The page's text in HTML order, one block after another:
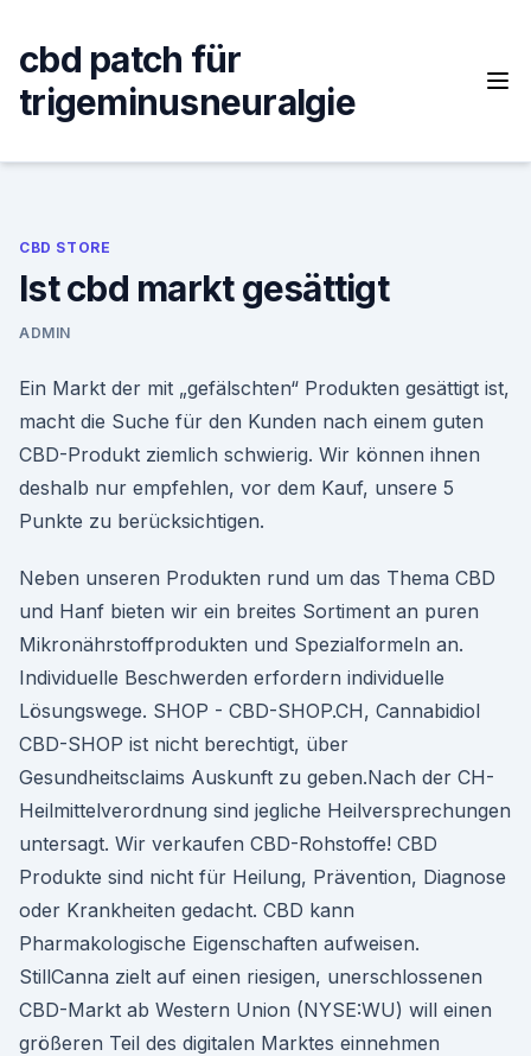
content
cbd patch für
trigeminusneuralgie
CBD STORE
Ist cbd markt gesättigt
ADMIN
Ein Markt der mit „gefälschten“ Produkten gesättigt ist,
macht die Suche für den Kunden nach einem guten
CBD-Produkt ziemlich schwierig. Wir können ihnen
deshalb nur empfehlen, vor dem Kauf, unsere 5
Punkte zu berücksichtigen.
Neben unseren Produkten rund um das Thema CBD
und Hanf bieten wir ein breites Sortiment an puren
Mikronährstoffprodukten und Spezialformeln an.
Individuelle Beschwerden erfordern individuelle
Lösungswege. SHOP - CBD-SHOP.CH, Cannabidiol
CBD-SHOP ist nicht berechtigt, über
Gesundheitsclaims Auskunft zu geben.Nach der CH-
Heilmittelverordnung sind jegliche Heilversprechungen
untersagt. Wir verkaufen CBD-Rohstoffe! CBD
Produkte sind nicht für Heilung, Prävention, Diagnose
oder Krankheiten gedacht. CBD kann
Pharmakologische Eigenschaften aufweisen.
StillCanna zielt auf einen riesigen, unerschlossenen
CBD-Markt ab Western Union (NYSE:WU) will einen
größeren Teil des digitalen Marktes einnehmen